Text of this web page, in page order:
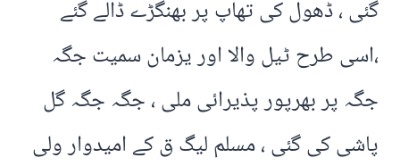
گئی ، ڈھول کی تھاپ پر بھنگڑے ڈالے گئے
،اسی طرح ٹیل والا اور یزمان سمیت جگہ
جگہ پر بھرپور پذیرائی ملی ، جگہ جگہ گل
پاشی کی گئی ، مسلم لیگ ق کے امیدوار ولی